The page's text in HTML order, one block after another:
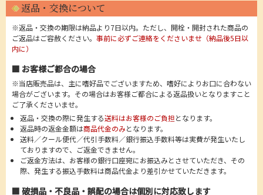
返品・交換について
※返品・交換の期限は納品より7日以内。ただし、開栓・開封された商品の
ご返品はご容赦ください。 事前に必ずご連絡をくださいませ（納品後5日以
内に）
■ お客様ご都合の場合
※当店販売品は、主に嗜好品でございますため、嗜好によりお口に合わない
場合がございます。その場合はお客様ご都合による返品扱いとなりますこと
ご了承くださいませ。
返品・交換の際に発生する送料はお客様のご負担となります。
返品時の返金金額は商品代金のみとなります。
送料／クール便代／代引手数料／銀行振込手数料等は実費が発生いたし
ておりますので、ご返金できません。
ご返金方法は、お客様の銀行口座宛にお振込みとさせていただき、その
際、発生する振込手数料は商品代金より差引かせていただきます。
■ 破損品・不良品・誤配の場合は個別に対応致します